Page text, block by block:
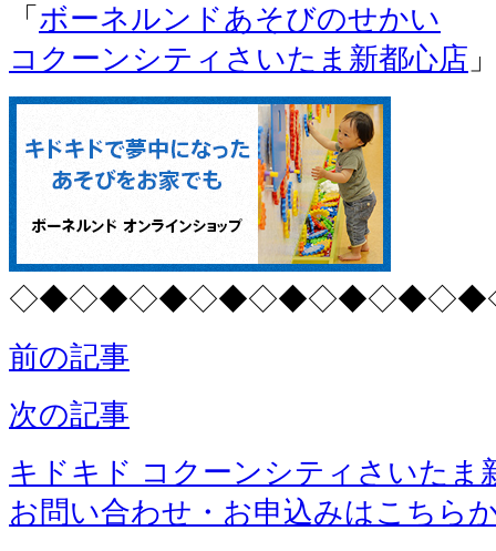
「 ボーネルンドあそびのせかい
コクーンシティさいたま新都心店
前の記事
次の記事
キドキド コクーンシティさいたま
お問い合わせ・お申込みはこちら